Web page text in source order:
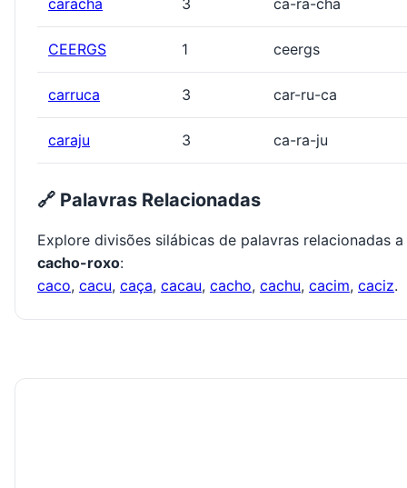
caracha 3 ca-ra-cha
CEERGS 1 ceergs
carruca 3 car-ru-ca
caraju 3 ca-ra-ju
🔗 Palavras Relacionadas
Explore divisões silábicas de palavras relacionadas a
cacho-roxo:
caco, cacu, caça, cacau, cacho, cachu, cacim, caciz.